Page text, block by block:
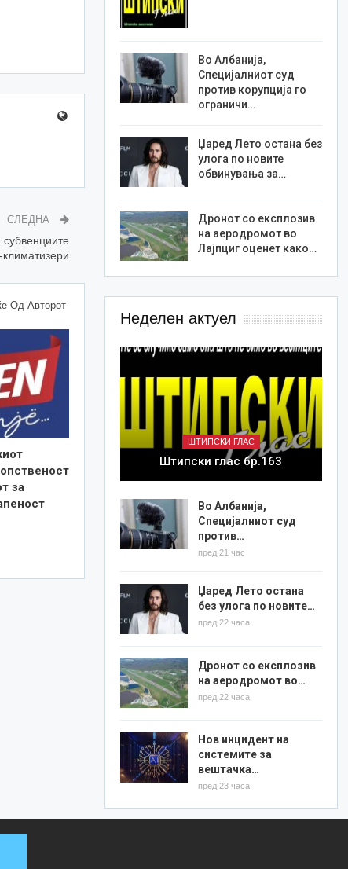
СЛЕДНА
Од Авторот
за
Во Албанија,
Специјалниот суд
против корупција го
ограничи…
Џаред Лето остана без
улога по новите
обвинувања за…
Дронот со експлозив
на аеродромот во
Лајпциг оценет како…
Неделен актуел
ШТИПСКИ ГЛАС
Штипски глас бр.163
Во Албанија,
Специјалниот суд
против…
пред 21 час
Џаред Лето остана
без улога по новите…
пред 22 часа
Дронот со експлозив
на аеродромот во…
пред 22 часа
Нов инцидент на
системите за
вештачка…
пред 23 часа